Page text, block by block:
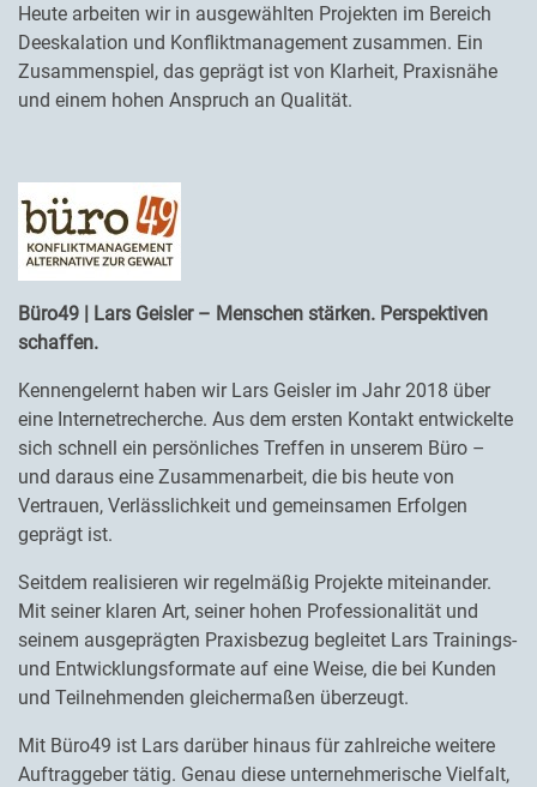
Heute arbeiten wir in ausgewählten Projekten im Bereich
Deeskalation und Konfliktmanagement zusammen. Ein
Zusammenspiel, das geprägt ist von Klarheit, Praxisnähe
und einem hohen Anspruch an Qualität.
Büro49 | Lars Geisler – Menschen stärken. Perspektiven
schaffen.
Kennengelernt haben wir Lars Geisler im Jahr 2018 über
eine Internetrecherche. Aus dem ersten Kontakt entwickelte
sich schnell ein persönliches Treffen in unserem Büro –
und daraus eine Zusammenarbeit, die bis heute von
Vertrauen, Verlässlichkeit und gemeinsamen Erfolgen
geprägt ist.
Seitdem realisieren wir regelmäßig Projekte miteinander.
Mit seiner klaren Art, seiner hohen Professionalität und
seinem ausgeprägten Praxisbezug begleitet Lars Trainings-
und Entwicklungsformate auf eine Weise, die bei Kunden
und Teilnehmenden gleichermaßen überzeugt.
Mit Büro49 ist Lars darüber hinaus für zahlreiche weitere
Auftraggeber tätig. Genau diese unternehmerische Vielfalt,